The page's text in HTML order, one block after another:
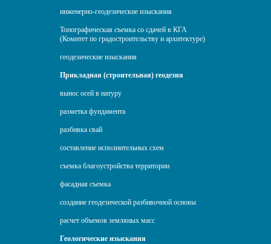
инженерно-геодезические изыскания
Топографическая съемка со сдачей в КГА
(Комитет по градостроительству и архитектуре)
геодезические изыскания
Прикладная (строительная) геодезия
вынос осей в натуру
разметка фундамента
разбивка свай
составление исполнительных схем
съемка благоустройства территории
фасадная съемка
создание геодезической разбивочной основы
расчет объемов земляных масс
Геологические изыскания